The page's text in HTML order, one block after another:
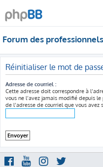
Forum des
Réinitialiser le mot de
Adresse de courriel :
Cette adresse doit correspondre à
vous ne l’avez jamais modifié depuis
de l’adresse de courriel que vous